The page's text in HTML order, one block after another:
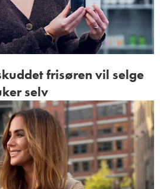
frisøren vil selge
selv